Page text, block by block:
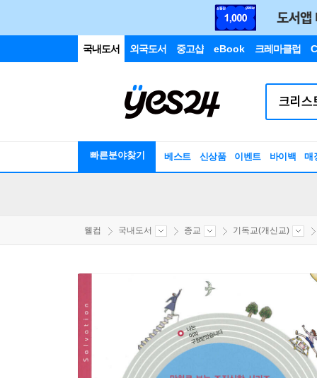
국내도서 외국도서 중고샵 eBook 크레마클럽
빠른분야찾기 베스트 신상품 이벤트 바이백 매
웰컴 국내도서 종교 기독교(개신교)